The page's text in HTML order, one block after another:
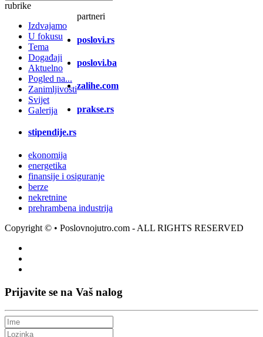
rubrike
Izdvajamo
U fokusu
Tema
Događaji
Aktuelno
Pogled na...
Zanimljivosti
Svijet
Galerija
partneri
poslovi.rs
poslovi.ba
zalihe.com
prakse.rs
stipendije.rs
ekonomija
energetika
finansije i osiguranje
berze
nekretnine
prehrambena industrija
Copyright © • Poslovnojutro.com - ALL RIGHTS RESERVED
Prijavite se na Vaš nalog